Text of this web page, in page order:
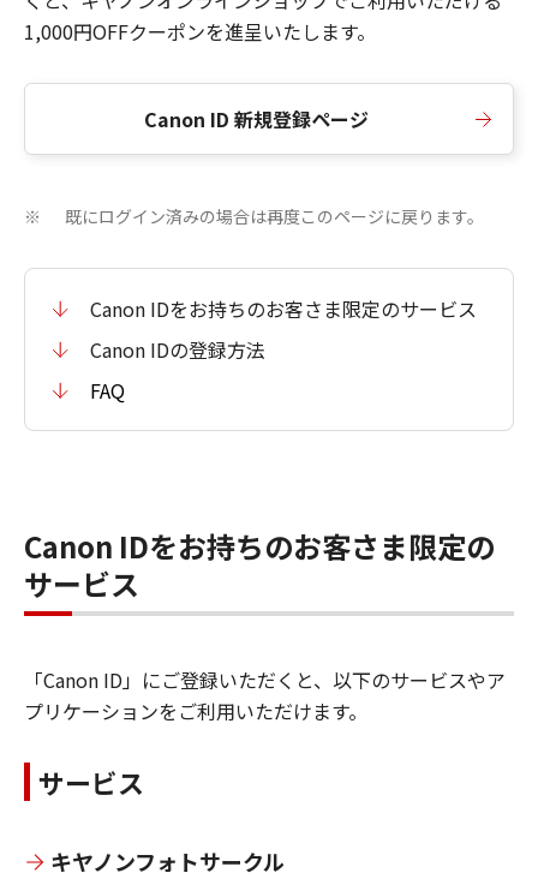
1,000円OFFクーポンを進呈いたします。
Canon ID 新規登録ページ
※ 既にログイン済みの場合は再度このページに戻ります。
Canon IDをお持ちのお客さま限定のサービス
Canon IDの登録方法
FAQ
Canon IDをお持ちのお客さま限定の
サービス
「Canon ID」にご登録いただくと、以下のサービスやア
プリケーションをご利用いただけます。
サービス
キヤノンフォトサークル